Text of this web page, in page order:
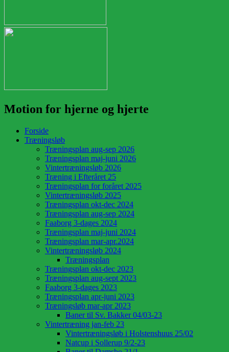
Motion for hjerne og hjerte
Forside
Træningsløb
Træningsplan aug-sep 2026
Træningsplan maj-juni 2026
Vintertræningsløb 2026
Træning i Efteråret 25
Træningsplan for foråret 2025
Vintertræningsløb 2025
Træningsplan okt-dec 2024
Træningsplan aug-sep 2024
Faaborg 3-dages 2024
Træningsplan maj-juni 2024
Træningsplan mar-apr.2024
Vintertræningsløb 2024
Træningsplan
Træningsplan okt-dec 2023
Træningsplan aug-sept 2023
Faaborg 3-dages 2023
Træningsplan apr-juni 2023
Træningsløb mar-apr 2023
Baner til Sv. Bakker 04/03-23
Vintertræning jan-feb 23
Vintertræningsløb i Holstenshuus 25/02
Natcup i Sollerup 9/2-23